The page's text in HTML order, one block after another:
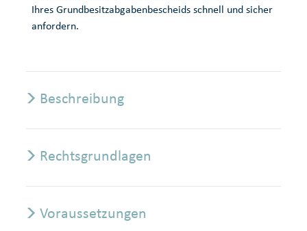
Ihres Grundbesitzabgabenbescheids schnell und sicher
anfordern.
Beschreibung
Rechtsgrundlagen
Voraussetzungen